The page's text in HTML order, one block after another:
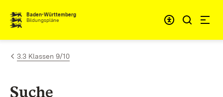
Zum Inhalt springen
Baden-Württemberg
Bildungspläne
3.3 Klassen 9/10
Suche